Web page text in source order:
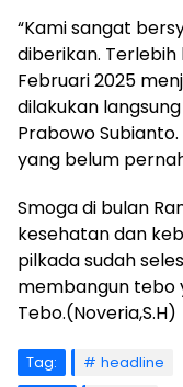
“Kami sangat
diberikan.
Februari 2025
dilakukan
Prabowo
yang belum
Smoga di bulan
kesehatan dan
pilkada sudah
membangun tebo
Tebo.(Noveria,S.H)
Tag:
headline